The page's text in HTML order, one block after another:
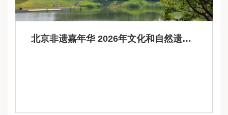
北京非遗嘉年华 2026年文化和自然遗产日